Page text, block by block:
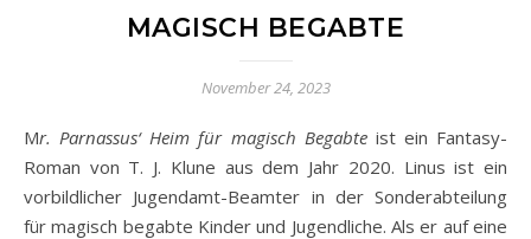
MAGISCH BEGABTE
November 24, 2023
Mr. Parnassus‘ Heim für magisch Begabteist ein Fantasy-
Roman von T. J. Klune aus dem Jahr 2020. Linus ist ein
vorbildlicher Jugendamt-Beamter in der Sonderabteilung
für magisch begabte Kinder und Jugendliche. Als er auf eine